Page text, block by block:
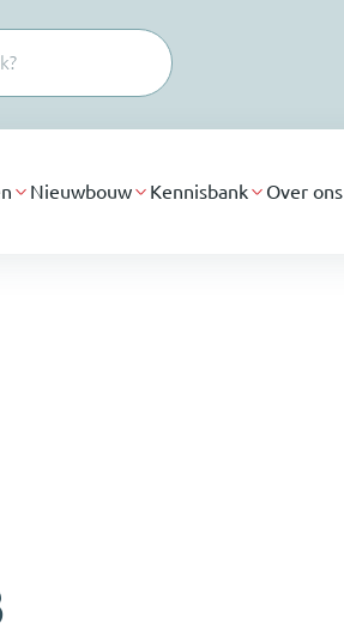
Nieuwbouw Kennisbank Over ons